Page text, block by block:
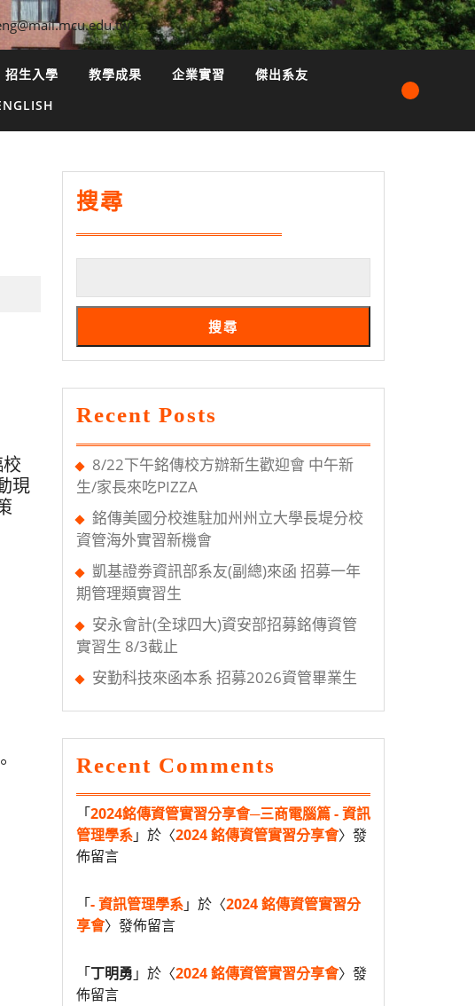
招生入學 教學成果 企業實習
傑出系友
現
搜尋
搜尋
Recent Posts
8/22下午銘傳校方辦新生歡迎會 中午新
生/家長來吃PIZZA
銘傳美國分校進駐加州州立大學長堤分校
資管海外實習新機會
凱基證劵資訊部系友(副總)來函 招募一年
期管理類實習生
安永會計(全球四大)資安部招募銘傳資管
實習生 8/3截止
安勤科技來函本系 招募2026資管畢業生
Recent Comments
「2024銘傳資管實習分享會─三商電腦篇 - 資訊
管理學系」於〈2024 銘傳資管實習分享會〉發
佈留言
「- 資訊管理學系」於〈2024 銘傳資管實習分
享會〉發佈留言
「丁明勇 」於〈2024 銘傳資管實習分享會〉發
佈留言